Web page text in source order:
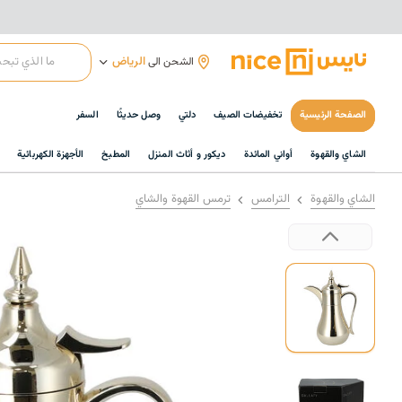
الشحن الىالرياض
الصفحة الرئيسية تخفيضات الصيف دلتي وصل حديثًا السفر
الشاي والقهوة أواني المائدة ديكور و أثاث المنزل المطبخ الأجهزة الكهربائية
الشاي والقهوة الترامس ترمس القهوة والشاي